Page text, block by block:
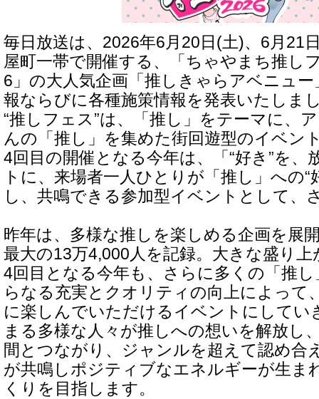
毎日放送は、2026年6月20日(土)、6月21
屋町一帯で開催する、「ちゃやまち推し
6」の大人気企画「推しきゃらアベニュ
報ならびに各種施策情報を発表いたしま
“推しフェス”は、「推し」をテーマに、
んの「推し」を集めた街回遊型のイベン
4回目の開催となる今年は、「“好き”を、
トに、来場者一人ひとりが「推し」への“
し、共鳴できる参加型イベントとして、
昨年は、多様な推しを楽しめる企画を展
最大の13万4,000人を記録。大きな盛り
4回目となる今年も、さらに多くの「推
らなる充実とクオリティの向上によって
に楽しんでいただけるイベントにしてい
まる多様な人々が推しへの想いを解放し
間とつながり、ジャンルを超えて認め合
が共鳴しポジティブなエネルギーが生ま
くりを目指します。